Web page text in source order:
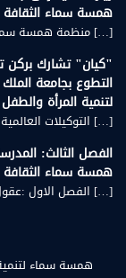
همسة سماء الثقافة
[…] منظمة همسة
"كيان" تشارك بركن
التطوع بجامعة
لتنمية المرأة والطفل
[…] التوكيلات
الفصل الثالث:
همسة سماء الثقافة
[…] الفصل الاول
همسة سماء